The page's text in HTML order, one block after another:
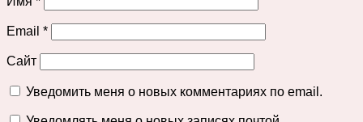
Email *
Сайт
Уведомить меня о новых комментариях по email.